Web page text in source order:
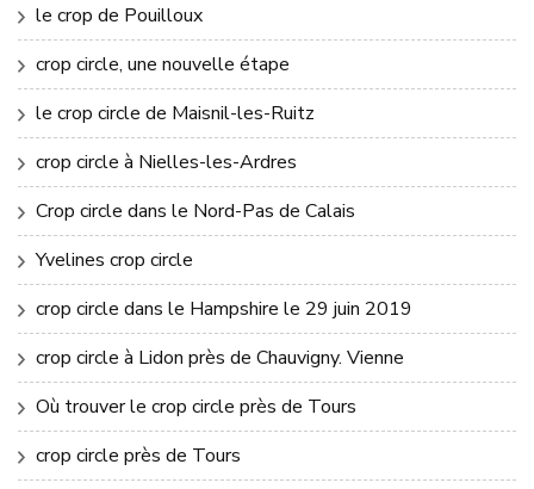
le crop de Pouilloux
crop circle, une nouvelle étape
le crop circle de Maisnil-les-Ruitz
crop circle à Nielles-les-Ardres
Crop circle dans le Nord-Pas de Calais
Yvelines crop circle
crop circle dans le Hampshire le 29 juin 2019
crop circle à Lidon près de Chauvigny. Vienne
Où trouver le crop circle près de Tours
crop circle près de Tours